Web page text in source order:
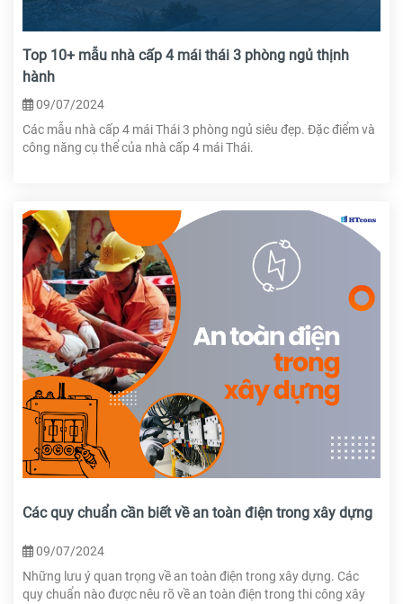
Top 10+ mẫu nhà cấp 4 mái thái 3 phòng ngủ thịnh
hành
09/07/2024
Các mẫu nhà cấp 4 mái Thái 3 phòng ngủ siêu đẹp. Đặc điểm và
công năng cụ thể của nhà cấp 4 mái Thái.
Các quy chuẩn cần biết về an toàn điện trong xây dựng
09/07/2024
Những lưu ý quan trọng về an toàn điện trong xây dựng. Các
quy chuẩn nào được nêu rõ về an toàn điện trong thi công xây